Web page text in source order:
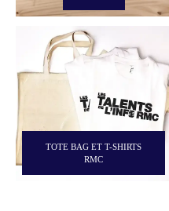
TOTE BAG ET T-SHIRTS
RMC